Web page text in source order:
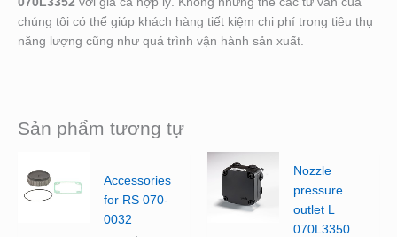
chúng tôi có thể giúp khách hàng tiết kiệm chi phí trong tiêu thụ
năng lượng cũng như quá trình vận hành sản xuất.
Sản phẩm tương tự
Accessories
for RS 070-
0032
Nozzle
pressure
outlet L
070L3350